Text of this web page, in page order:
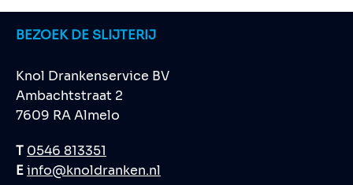
BEZOEK DE SLIJTERIJ
Knol Drankenservice BV
Ambachtstraat 2
7609 RA Almelo
T 0546 813351
Einfo@knoldranken.nl